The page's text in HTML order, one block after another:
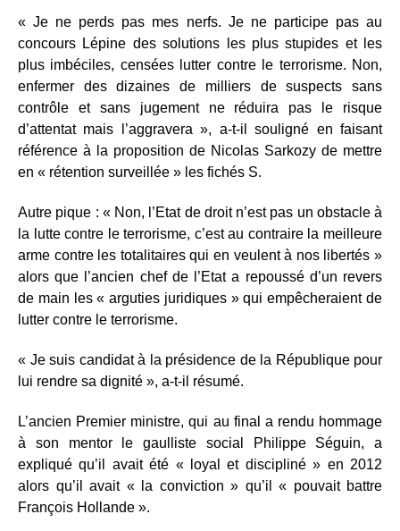
« Je ne perds pas mes nerfs. Je ne participe pas au
concours Lépine des solutions les plus stupides et les
plus imbéciles, censées lutter contre le terrorisme. Non,
enfermer des dizaines de milliers de suspects sans
contrôle et sans jugement ne réduira pas le risque
d’attentat mais l’aggravera », a-t-il souligné en faisant
référence à la proposition de Nicolas Sarkozy de mettre
en « rétention surveillée » les fichés S.
Autre pique : « Non, l’Etat de droit n’est pas un obstacle à
la lutte contre le terrorisme, c’est au contraire la meilleure
arme contre les totalitaires qui en veulent à nos libertés »
alors que l’ancien chef de l’Etat a repoussé d’un revers
de main les « arguties juridiques » qui empêcheraient de
lutter contre le terrorisme.
« Je suis candidat à la présidence de la République pour
lui rendre sa dignité », a-t-il résumé.
L’ancien Premier ministre, qui au final a rendu hommage
à son mentor le gaulliste social Philippe Séguin, a
expliqué qu’il avait été « loyal et discipliné » en 2012
alors qu’il avait « la conviction » qu’il « pouvait battre
François Hollande ».